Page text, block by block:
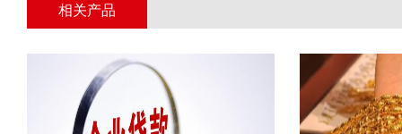
相关产品